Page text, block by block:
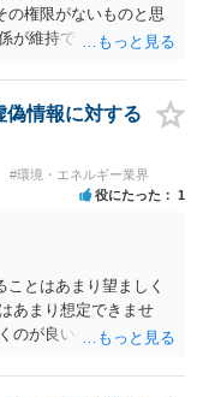
の権限がないものと思
が維持できないのであ
偽情報に対する
#環境・エネルギー業界
役にたった 1
とはあまり望ましく
あまり想定できませ
のが良いのではないで